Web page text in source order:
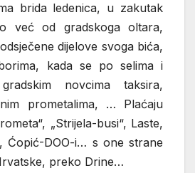
brida ledenica, u zakutak
već od gradskoga oltara,
dijelove svoga bića,
kada se po selima i
novcima taksira,
prometalima, … Plaćaju
„Strijela-busi“, Laste,
Ćopić-DOO-i… s one strane
preko Drine…